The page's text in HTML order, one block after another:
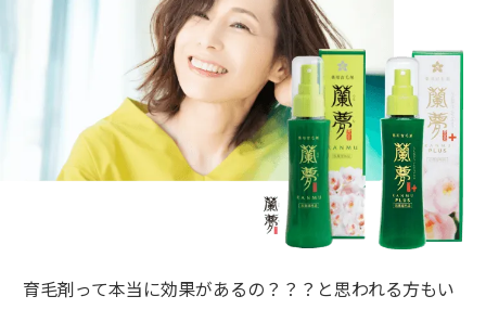
育毛剤って本当に効果があるの？？？と思われる方もい